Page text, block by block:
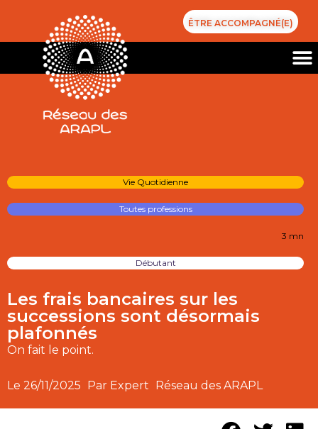
ÊTRE ACCOMPAGNÉ(E)
Vie Quotidienne
Toutes professions
3 mn
Débutant
Les frais bancaires sur les
successions sont désormais
plafonnés
On fait le point.
Le 26/11/2025 Par Expert Réseau des ARAPL